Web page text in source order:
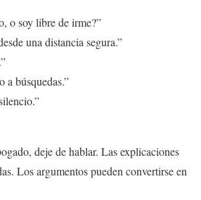
o soy libre de irme?”
una distancia segura.”
a búsquedas.”
deje de hablar. Las explicaciones
Los argumentos pueden convertirse en